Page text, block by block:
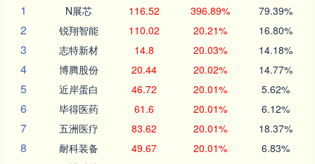
1
N展芯 116.52 396.89% 79.39%
2 锐翔智能 110.02 20.21% 16.80%
3 志特新材 14.8 20.03% 14.18%
4 博腾股份 20.44 20.02% 14.77%
5 近岸蛋白 46.72 20.01% 5.62%
6 毕得医药 61.6 20.01% 6.12%
7 五洲医疗 83.62 20.01% 18.37%
8 耐科装备 49.67 20.01% 6.83%